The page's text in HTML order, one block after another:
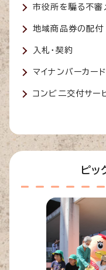
市役所を騙る不審
地域商品券の配付
入札・契約
マイナンバーカー
コンビ二交付サー
ピッ